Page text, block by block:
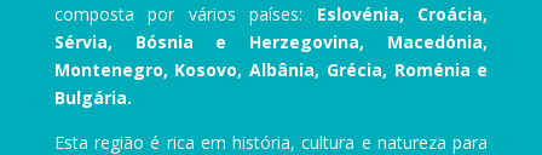
composta por vários países: Eslovénia, Croácia,
Sérvia, Bósnia e Herzegovina, Macedónia,
Montenegro, Kosovo, Albânia, Grécia, Roménia e
Bulgária.
Esta região é rica em história, cultura e natureza para